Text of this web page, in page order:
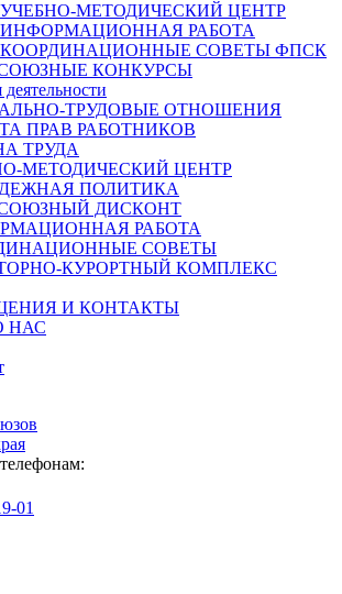
УЧЕБНО-МЕТОДИЧЕСКИЙ ЦЕНТР
ИНФОРМАЦИОННАЯ РАБОТА
КООРДИНАЦИОННЫЕ СОВЕТЫ ФПСК
КОНКУРСЫ
ТРУДОВЫЕ ОТНОШЕНИЯ
ПРАВ РАБОТНИКОВ
ТРУДА
МЕТОДИЧЕСКИЙ ЦЕНТР
ПОЛИТИКА
ДИСКОНТ
РАБОТА
СОВЕТЫ
КУРОРТНЫЙ КОМПЛЕКС
И КОНТАКТЫ
НАС
01